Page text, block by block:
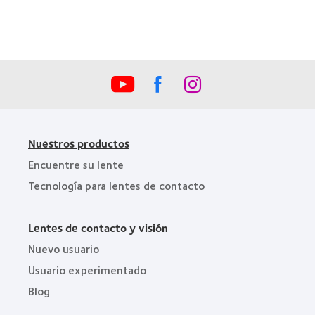
Nuestros productos
Encuentre su lente
Tecnología para lentes de contacto
Lentes de contacto y visión
Nuevo usuario
Usuario experimentado
Blog